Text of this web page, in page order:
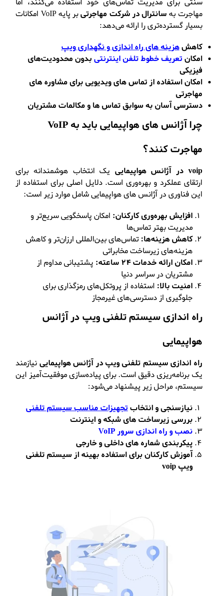
مهاجرت به سانترال در شرکت مهاجرتی
بر پایه VoIP امکانات
بسیار گسترده‌تری را ارائه می‌دهد:
کاهشهزینه‌ های راه اندازی و نگهداری ویپ
امکان تعریف خطوط تلفن اینترنتی بدون محدودیت‌های
فیزیکی
امکان استفاده از تماس های ویدیویی برای مشاوره های
مهاجرتی
دسترسی آسان به سوابق تماس ها و مکالمات مشتریان
چرا آژانس های هواپیمایی باید به VoIP
مهاجرت کنند؟
voip در آژانس هواپیمایی
یک انتخاب هوشمندانه برای
ارتقای عملکرد و بهره‌وری است. دلایل اصلی برای استفاده از
این فناوری در آژانس های هواپیمایی شامل موارد زیر است:
افزایش بهره‌وری کارکنان: امکان پاسخگویی سریع‌تر و
مدیریت بهتر تماس‌ها
کاهش هزینه‌ها: تماس‌های بین‌المللی ارزان‌تر و کاهش
هزینه‌های زیرساخت مخابراتی
امکان ارائه خدمات 24 ساعته:
پشتیبانی مداوم از
مشتریان در سراسر دنیا
امنیت بالا: استفاده از پروتکل‌های رمزگذاری برای
جلوگیری از دسترسی‌های غیرمجاز
راه اندازی سیستم تلفنی ویپ در آژانس
هواپیمایی
راه اندازی سیستم تلفنی ویپ در آژانس هواپیمایی نیازمند
یک برنامه‌ریزی دقیق است. برای پیاده‌سازی موفقیت‌آمیز این
سیستم، مراحل زیر پیشنهاد می‌شود:
نیازسنجی و انتخابتجهیزات مناسب سیستم تلفنی
بررسی زیرساخت های شبکه و اینترنت
نصب و راه اندازی سرور VoIP
پیکربندی شماره های داخلی و خارجی
آموزش کارکنان برای استفاده بهینه از سیستم تلفنی
ویپ voip